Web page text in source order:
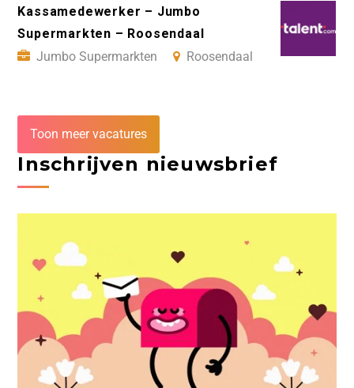
Kassamedewerker – Jumbo
Supermarkten – Roosendaal
Jumbo Supermarkten
Roosendaal
Toon meer vacatures
Inschrijven nieuwsbrief